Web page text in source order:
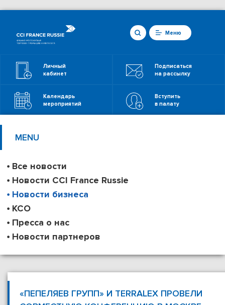
Меню
Личный
кабинет
Подписаться
на рассылку
Календарь
мероприятий
Вступить
в палату
MENU
Все новости
Новости CCI France Russie
Новости бизнеса
КСО
Пресса о нас
Новости партнеров
«ПЕПЕЛЯЕВ ГРУПП» И TERRALEX ПРОВЕЛИ